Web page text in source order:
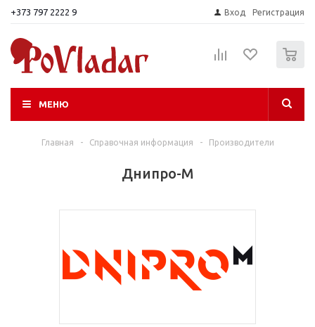
+373 797 2222 9 Вход Регистрация
МЕНЮ
Главная - Справочная информация - Производители
Днипро-М